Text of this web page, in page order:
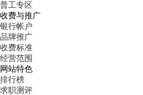
普工专区
收费与推广
银行帐户
品牌推广
收费标准
经营范围
网站特色
排行榜
求职测评